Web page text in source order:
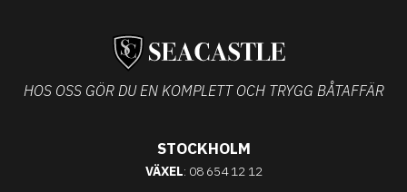
HOS OSS GÖR DU EN KOMPLETT OCH TRYGG BÅTAFFÄR
STOCKHOLM
VÄXEL: 08 654 12 12